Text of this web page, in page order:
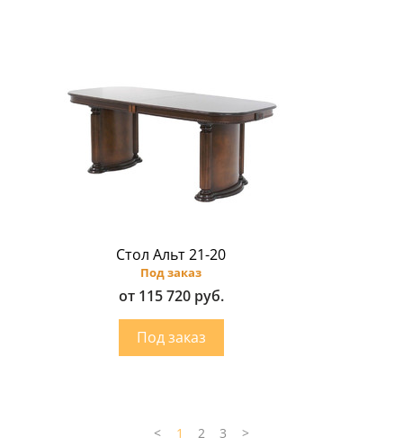
Стол Альт 21-20
Под заказ
от 115 720 руб.
< 1 2 3 >